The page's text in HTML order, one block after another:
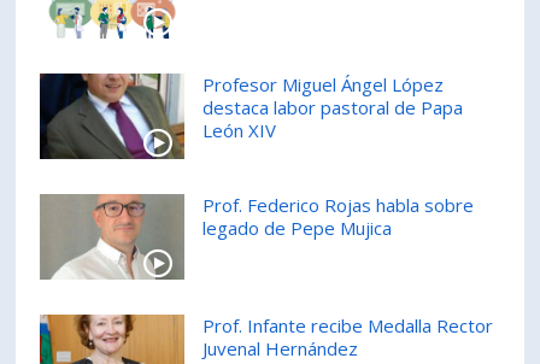
Estudiantes Egresados
Profesor Miguel Ángel López
destaca labor pastoral de Papa
León XIV
Prof. Federico Rojas habla sobre
legado de Pepe Mujica
Prof. Infante recibe Medalla Rector
Juvenal Hernández